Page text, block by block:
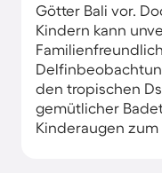
Götter Bali vor.
Kindern kann
den tropischen
gemütlicher
Kinderaugen zum